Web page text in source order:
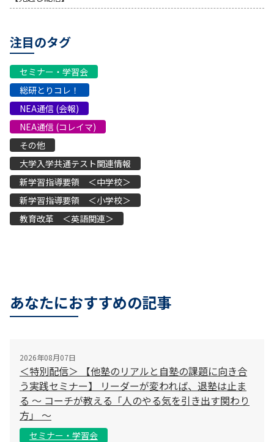
注目のタグ
セミナー・学習会
総研とりコレ！
NEA通信 (会報)
NEA通信 (コレイマ)
その他
大学入学共通テスト関連情報
新学習指導要領 ＜中学校＞
新学習指導要領 ＜小学校＞
教育改革 ＜英語関連＞
あなたにおすすめの記事
2026年08月07日
＜特別配信＞ 【他塾のリアルと自塾の課題に向き合
う実践セミナー】 リーダーが変われば、退塾は止ま
る 〜 コーチが教える「人のやる気を引き出す関わり
方」 〜
セミナー・学習会